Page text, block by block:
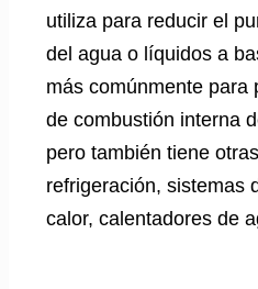
utiliza para reducir el
del agua o líquidos a
más comúnmente para
de combustión interna
pero también tiene
refrigeración, sistemas
calor, calentadores de